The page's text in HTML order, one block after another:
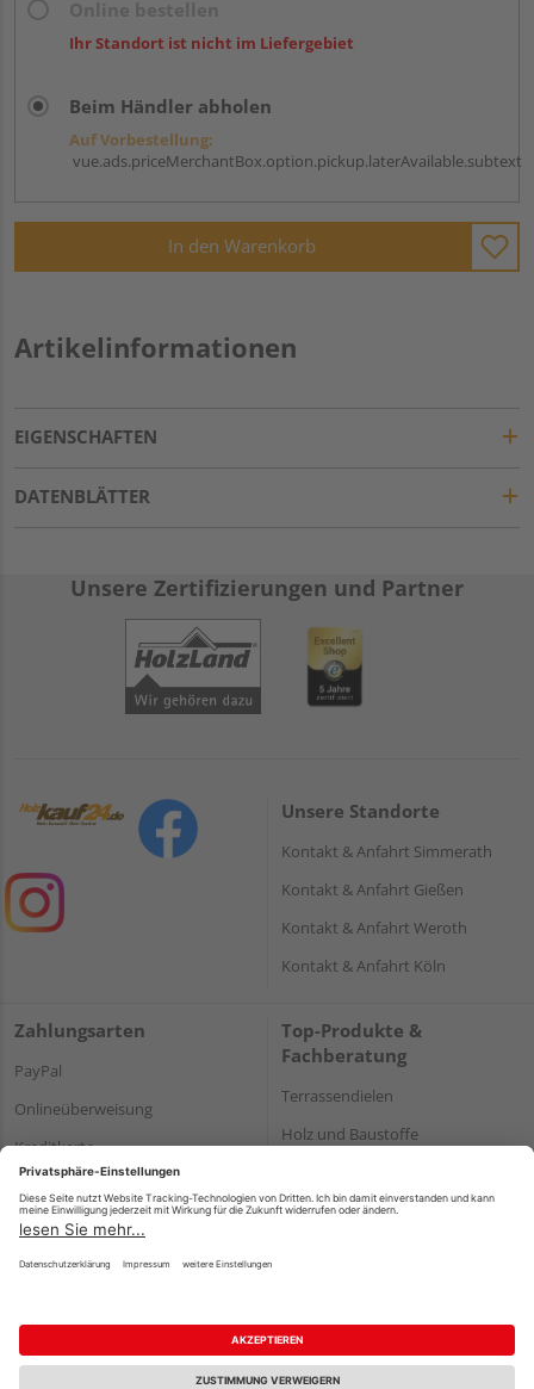
Ihr Standort ist nicht im Liefergebiet
Beim Händler abholen
Auf Vorbestellung:
vue.ads.priceMerchantBox.option.pickup.laterAvailable.subtext
In den Warenkorb
Artikelinformationen
EIGENSCHAFTEN
DATENBLÄTTER
Unsere Zertifizierungen und Partner
Unsere Standorte
Kontakt & Anfahrt Simmerath
Kontakt & Anfahrt Gießen
Kontakt & Anfahrt Weroth
Kontakt & Anfahrt Köln
Zahlungsarten
PayPal
Onlineüberweisung
Kreditkarte
Rechnung*
*Bonität vorausgesetzt
Top-Produkte &
Fachberatung
Terrassendielen
Holz und Baustoffe
Impressum Datenschutz AGB
Barrierefreiheitserklärung
Vertrag widerrufen